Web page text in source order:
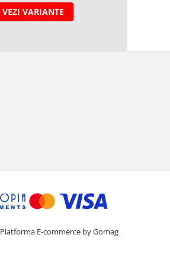
VEZI VARIANTE
Platforma E-commerce by Gomag